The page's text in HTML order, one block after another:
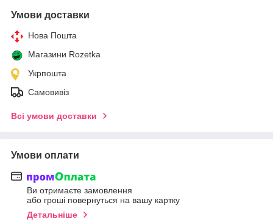
Умови доставки
Нова Пошта
Магазини Rozetka
Укрпошта
Самовивіз
Всі умови доставки
Умови оплати
Ви отримаєте замовлення
або гроші повернуться на вашу картку
Детальніше